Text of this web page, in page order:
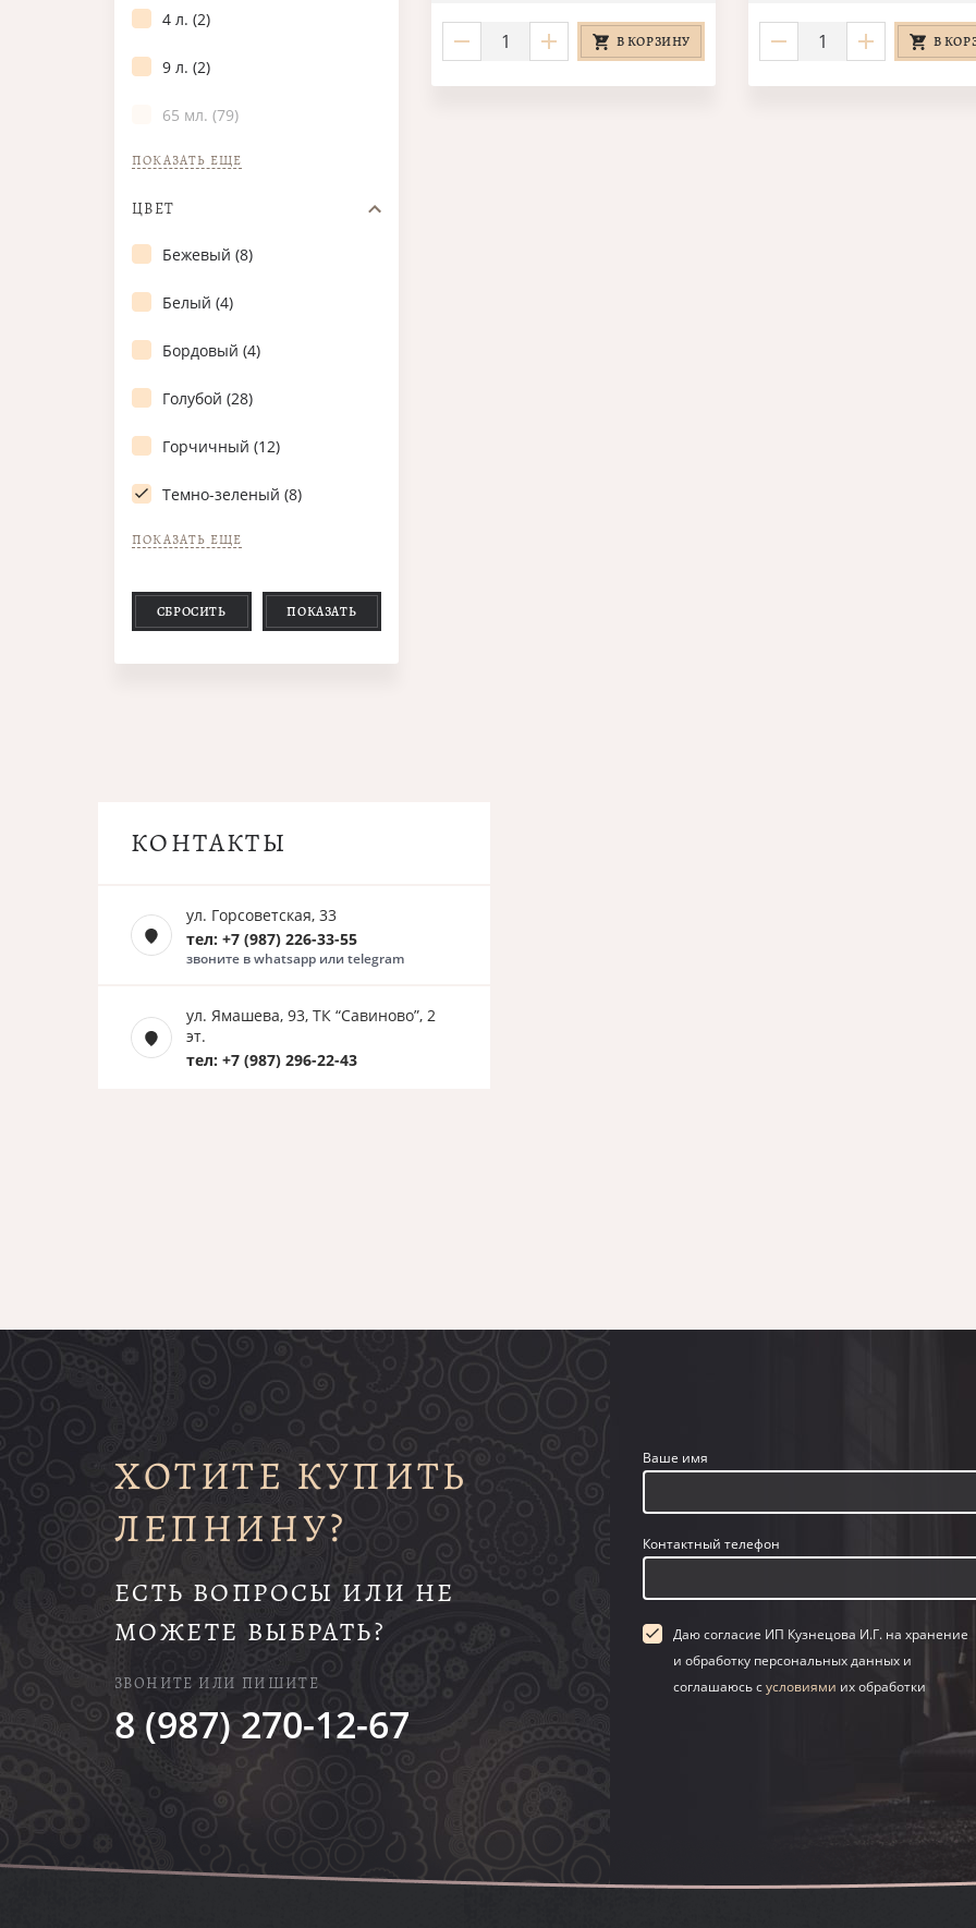
4 л. (2)
9 л. (2)
65 мл. (79)
ПОКАЗАТЬ ЕЩЕ
ЦВЕТ
Бежевый (8)
Белый (4)
Бордовый (4)
Голубой (28)
Горчичный (12)
Темно-зеленый (8)
ПОКАЗАТЬ ЕЩЕ
СБРОСИТЬ ПОКАЗАТЬ
В КОРЗИНУ В
КОНТАКТЫ
ул. Горсоветская, 33
тел: +7 (987) 226-33-55
звоните в whatsapp или telegram
ул. Ямашева, 93, ТК “Савиново”, 2
эт.
тел: +7 (987) 296-22-43
ХОТИТЕ КУПИТЬ
ЛЕПНИНУ?
ЕСТЬ ВОПРОСЫ ИЛИ НЕ
МОЖЕТЕ ВЫБРАТЬ?
ЗВОНИТЕ ИЛИ ПИШИТЕ
8 (987) 270-12-67
Ваше имя
Контактный телефон
Даю согласие ИП Кузнецова И.Г. на хранение
и обработку персональных данных и
соглашаюсь сусловиями их обработки